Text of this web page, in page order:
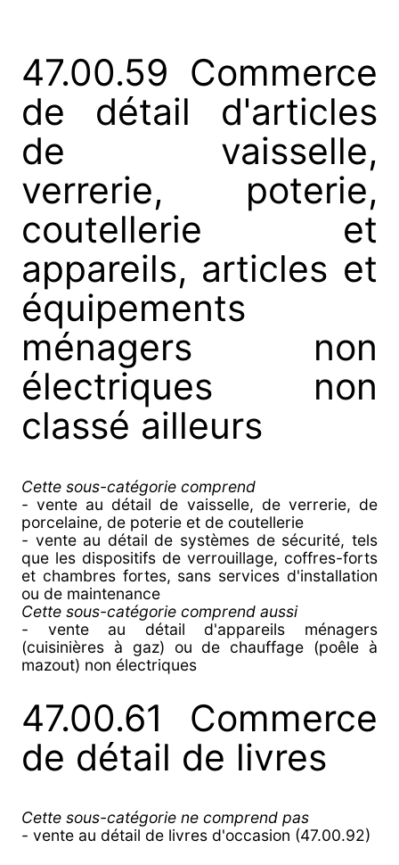
47.00.59 Commerce
de détail d'articles
de vaisselle,
verrerie, poterie,
coutellerie et
appareils, articles et
équipements
ménagers non
électriques non
classé ailleurs
Cette sous-catégorie comprend
- vente au détail de vaisselle, de verrerie, de
porcelaine, de poterie et de coutellerie
- vente au détail de systèmes de sécurité, tels
que les dispositifs de verrouillage, coffres-forts
et chambres fortes, sans services d'installation
ou de maintenance
Cette sous-catégorie comprend aussi
- vente au détail d'appareils ménagers
(cuisinières à gaz) ou de chauffage (poêle à
mazout) non électriques
47.00.61 Commerce
de détail de livres
Cette sous-catégorie ne comprend pas
- vente au détail de livres d'occasion (47.00.92)